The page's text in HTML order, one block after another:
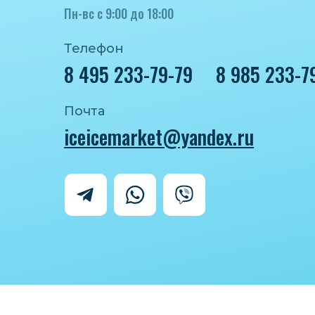
Пн-вс с 9:00 до 18:00
Телефон
8 495 233-79-79
Почта
iceicemarket@yandex.ru
8 985 233-